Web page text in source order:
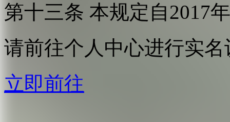
第十三条 本规定自2017
请前往个人中心进行实名
立即前往